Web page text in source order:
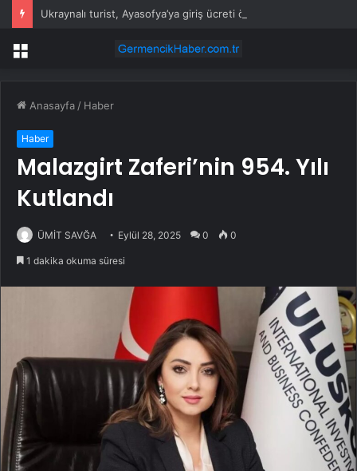
Menü
Anasayfa / Haber
Haber
Malazgirt Zaferi’nin 954. Yılı
Kutlandı
ÜMİT SAVĞA Eylül 28, 2025 0 0
1 dakika okuma süresi